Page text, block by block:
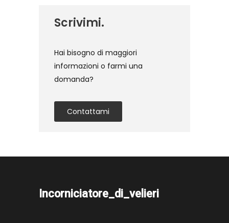
Scrivimi.
Hai bisogno di maggiori
informazioni o farmi una
domanda?
Contattami
Incorniciatore_di_velieri